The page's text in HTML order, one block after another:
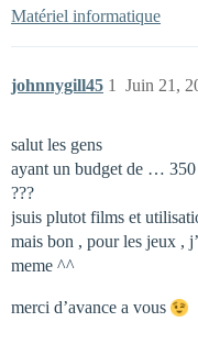
Matériel informatique
johnnygill45 Juin 21,
1
salut les gens
ayant un budget de …
???
jsuis plutot films et
mais bon , pour les jeux ,
meme ^^
merci d’avance a vous